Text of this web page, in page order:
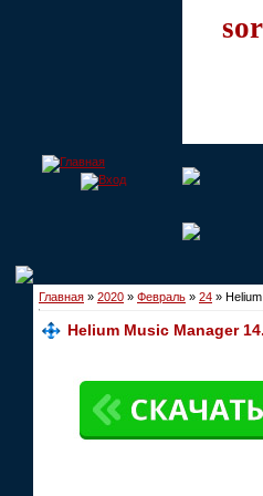
Главная » 2020 » Февраль » 24 »
Helium Music Manager